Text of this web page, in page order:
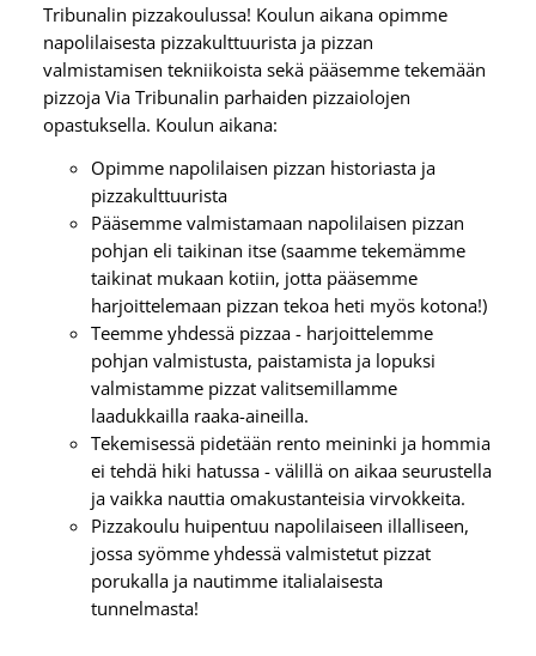
Tribunalin pizzakoulussa! Koulun aikana opimme
napolilaisesta pizzakulttuurista ja pizzan
valmistamisen tekniikoista sekä pääsemme tekemään
pizzoja Via Tribunalin parhaiden pizzaiolojen
opastuksella. Koulun aikana:
Opimme napolilaisen pizzan historiasta ja
pizzakulttuurista
Pääsemme valmistamaan napolilaisen pizzan
pohjan eli taikinan itse (saamme tekemämme
taikinat mukaan kotiin, jotta pääsemme
harjoittelemaan pizzan tekoa heti myös kotona!)
Teemme yhdessä pizzaa - harjoittelemme
pohjan valmistusta, paistamista ja lopuksi
valmistamme pizzat valitsemillamme
laadukkailla raaka-aineilla.
Tekemisessä pidetään rento meininki ja hommia
ei tehdä hiki hatussa - välillä on aikaa seurustella
ja vaikka nauttia omakustanteisia virvokkeita.
Pizzakoulu huipentuu napolilaiseen illalliseen,
jossa syömme yhdessä valmistetut pizzat
porukalla ja nautimme italialaisesta
tunnelmasta!